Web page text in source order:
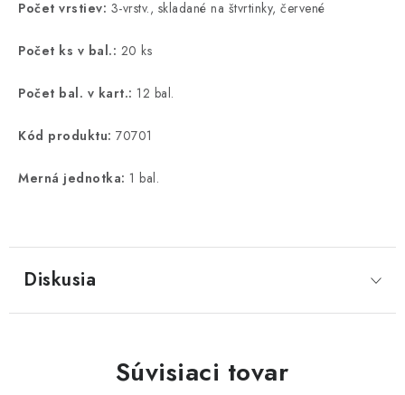
Počet vrstiev: 3-vrstv., skladané na štvrtinky, červené
Počet ks v bal.: 20 ks
Počet bal. v kart.: 12 bal.
Kód produktu: 70701
Merná jednotka: 1 bal.
Diskusia
Súvisiaci tovar